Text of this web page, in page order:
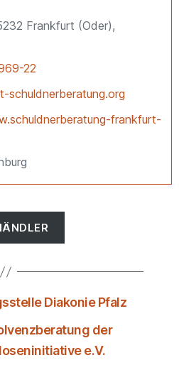
Frankfurt (Oder),
22
schuldnerberatung.org
frankfurt-
Diakonie Pfalz
der
e.V.